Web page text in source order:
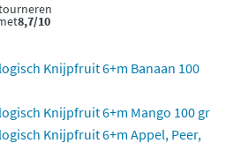
8,7/10
Knijpfruit 6+m Banaan 100
Knijpfruit 6+m Mango 100 gr
Knijpfruit 6+m Appel, Peer,